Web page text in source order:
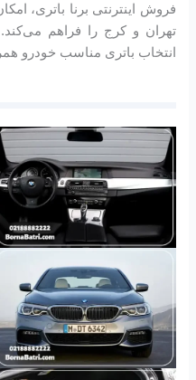
فروش اینترنتی برنا باتری،
تهران و کرج را فراهم
انتخاب باتری مناسب خودرو